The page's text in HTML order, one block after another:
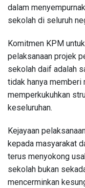
dalam
sekolah di seluruh
Komitmen KPM
pelaksanaan projek
sekolah daif adalah
tidak hanya memberi
memperkukuhkan
keseluruhan.
Kejayaan
kepada masyarakat
terus menyokong
sekolah bukan
mencerminkan